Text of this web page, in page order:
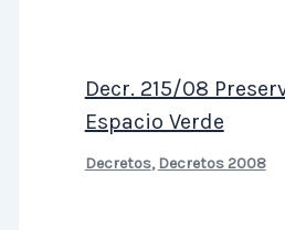
Decr. 215/08
Espacio Verde
Decretos, Decretos 2008